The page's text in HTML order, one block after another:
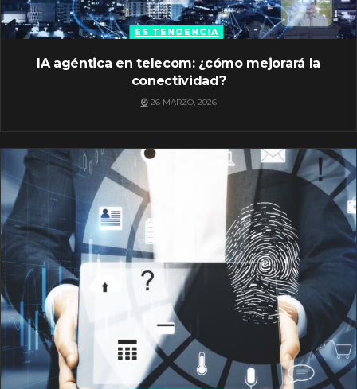
ES TENDENCIA
IA agéntica en telecom: ¿cómo mejorará la
conectividad?
26 MARZO, 2026